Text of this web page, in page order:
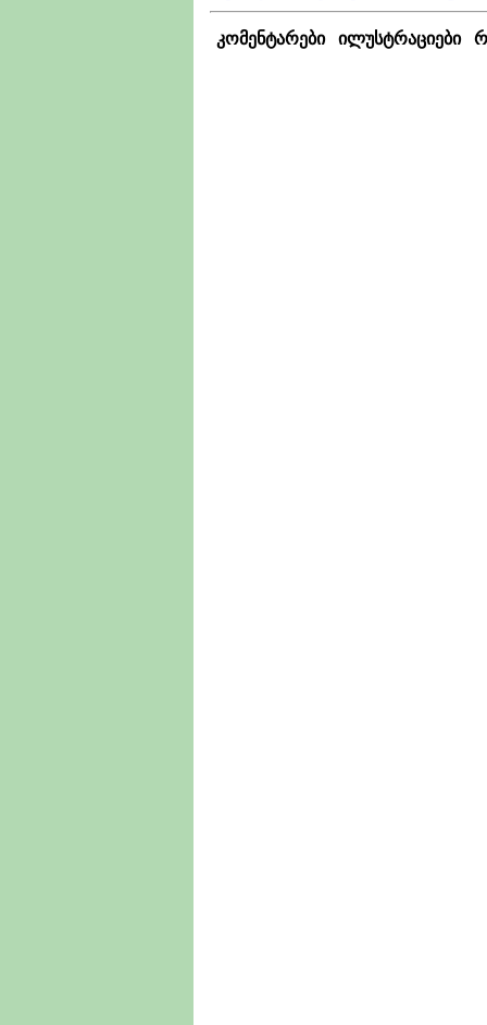
კომენტარები ილუსტრაციები